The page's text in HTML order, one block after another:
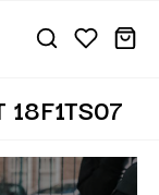
18F1TS07